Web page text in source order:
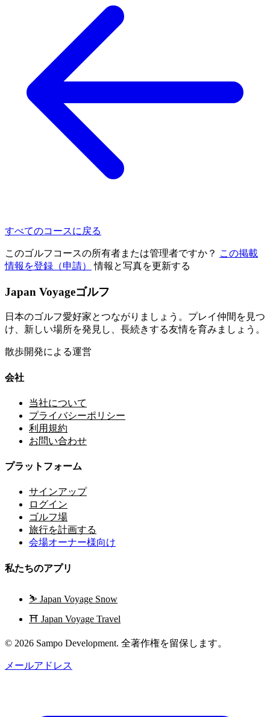
すべてのコースに戻る
このゴルフコースの所有者または管理者ですか？ この掲載
情報を登録（申請）
情報と写真を更新する
Japan Voyageゴルフ
日本のゴルフ愛好家とつながりましょう。プレイ仲間を見つ
け、新しい場所を発見し、長続きする友情を育みましょう。
散歩開発による運営
会社
当社について
プライバシーポリシー
利用規約
お問い合わせ
プラットフォーム
サインアップ
ログイン
ゴルフ場
旅行を計画する
会場オーナー様向け
私たちのアプリ
⛷️ Japan Voyage Snow
⛩️ Japan Voyage Travel
© 2026 Sampo Development. 全著作権を留保します。
メールアドレス